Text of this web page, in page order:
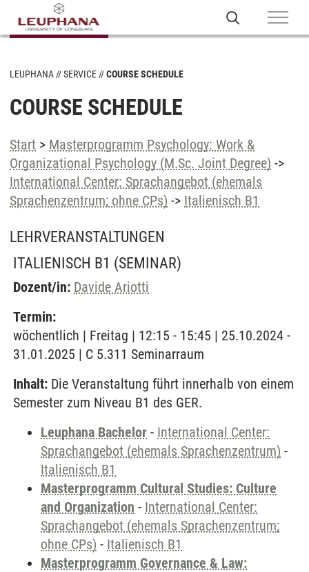
LEUPHANA SERVICE COURSE SCHEDULE
COURSE SCHEDULE
Start > Masterprogramm Psychology: Work &
Organizational Psychology (M.Sc. Joint Degree) ->
International Center: Sprachangebot (ehemals
Sprachenzentrum; ohne CPs) -> Italienisch B1
LEHRVERANSTALTUNGEN
ITALIENISCH B1 (SEMINAR)
Dozent/in: Davide Ariotti
Termin:
wöchentlich | Freitag | 12:15 - 15:45 | 25.10.2024 -
31.01.2025 | C 5.311 Seminarraum
Inhalt: Die Veranstaltung führt innerhalb von einem
Semester zum Niveau B1 des GER.
Leuphana Bachelor - International Center:
Sprachangebot (ehemals Sprachenzentrum) -
Italienisch B1
Masterprogramm Cultural Studies: Culture
and Organization - International Center:
Sprachangebot (ehemals Sprachenzentrum;
ohne CPs) - Italienisch B1
Masterprogramm Governance & Law: